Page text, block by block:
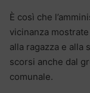
È così che
vicinanza
alla ragazza e alla
scorsi anche dal
comunale.